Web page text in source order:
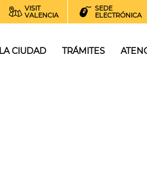
VISIT
VALENCIA
SEDE
ELECTRÓNICA
LA CIUDAD TRÁMITES